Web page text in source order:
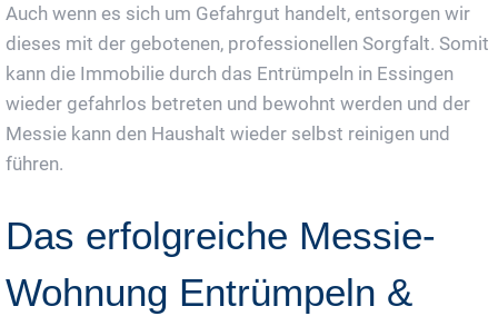
Auch wenn es sich um Gefahrgut handelt, entsorgen wir
dieses mit der gebotenen, professionellen Sorgfalt. Somit
kann die Immobilie durch das Entrümpeln in Essingen
wieder gefahrlos betreten und bewohnt werden und der
Messie kann den Haushalt wieder selbst reinigen und
führen.
Das erfolgreiche Messie-
Wohnung Entrümpeln &